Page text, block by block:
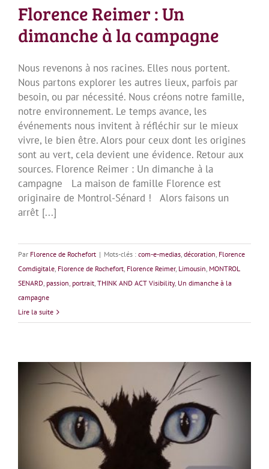
Florence Reimer : Un
dimanche à la campagne
Nous revenons à nos racines. Elles nous portent.
Nous partons explorer les autres lieux, parfois par
besoin, ou par nécessité. Nous créons notre famille,
notre environnement. Le temps avance, les
événements nous invitent à réfléchir sur le mieux
vivre, le bien être. Alors pour ceux dont les origines
sont au vert, cela devient une évidence. Retour aux
sources. Florence Reimer : Un dimanche à la
campagne La maison de famille Florence est
originaire de Montrol-Sénard ! Alors faisons un
arrêt [...]
Par Florence de Rochefort | Mots-clés : com-e-medias, décoration, Florence
Comdigitale, Florence de Rochefort, Florence Reimer, Limousin, MONTROL
SENARD, passion, portrait, THINK AND ACT Visibility, Un dimanche à la
campagne
Lire la suite
Les encres de Fahé : laisser parler les lignes